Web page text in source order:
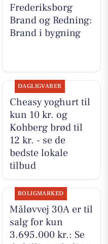
Frederiksborg
Brand og Redning:
Brand i bygning
DAGLIGVARER
Cheasy yoghurt til
kun 10 kr. og
Kohberg brød til
12 kr. - se de
bedste lokale
tilbud
BOLIGMARKED
Måløvvej 30A er til
salg for kun
3.695.000 kr.: Se